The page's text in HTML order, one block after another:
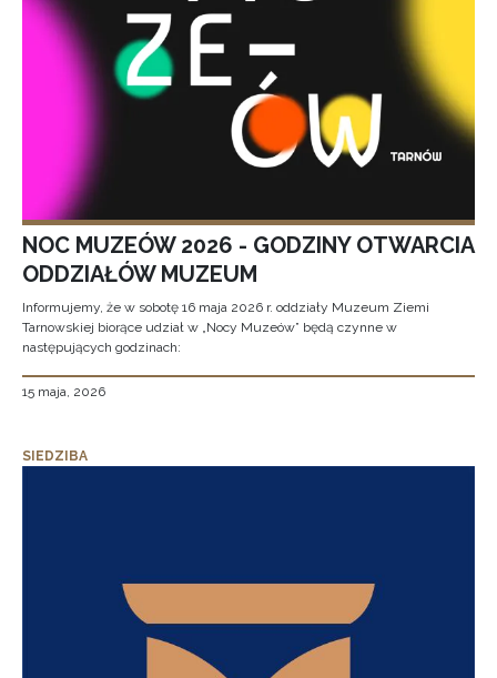
NOC MUZEÓW 2026 - GODZINY OTWARCIA
ODDZIAŁÓW MUZEUM
Informujemy, że w sobotę 16 maja 2026 r. oddziały Muzeum Ziemi
Tarnowskiej biorące udział w „Nocy Muzeów” będą czynne w
następujących godzinach:
15 maja, 2026
SIEDZIBA